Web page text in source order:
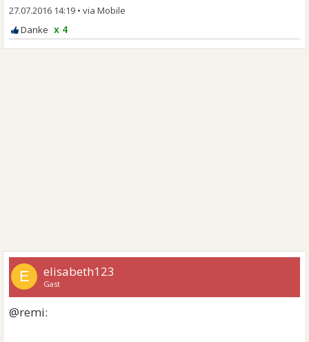
27.07.2016 14:19 •
x 4
E elisabeth123
Gast
@remi: